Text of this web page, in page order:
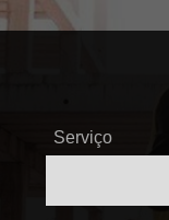
Serviço